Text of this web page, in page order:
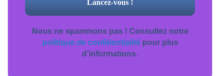
Nous ne spammons pas ! Consultez notre
politique de confidentialitépour plus
d’informations.